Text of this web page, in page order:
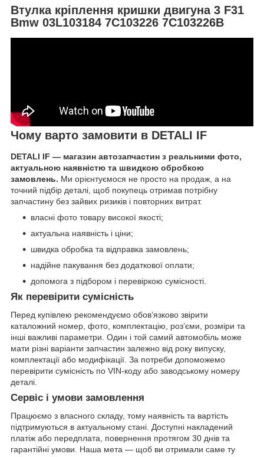
Втулка кріплення кришки двигуна 3 F31
Bmw 03L103184 7C103226 7C103226B
Чому варто замовити в DETALI IF
DETALI IF — магазин автозапчастин з реальними фото,
актуальною наявністю та швидкою обробкою
замовлень. Ми орієнтуємося не просто на продаж, а на
точний підбір деталі, щоб покупець отримав потрібну
запчастину без зайвих ризиків і повторних витрат.
власні фото товару високої якості;
актуальна наявність і ціни;
швидка обробка та відправка замовлень;
надійне пакування без додаткової оплати;
допомога з підбором і перевіркою сумісності.
Як перевірити сумісність
Перед купівлею рекомендуємо обов’язково звірити
каталожний номер, фото, комплектацію, роз’єми, розміри та
інші важливі параметри. Один і той самий автомобіль може
мати різні варіанти запчастин залежно від року випуску,
комплектації або модифікації. За потреби допоможемо
перевірити сумісність по VIN-коду або заводському номеру
деталі.
Сервіс і умови замовлення
Працюємо з власного складу, тому наявність та вартість
підтримуються в актуальному стані. Доступні накладений
платіж або передплата, повернення протягом 30 днів та
гарантійні умови. Наша мета — щоб ви отримали саме ту